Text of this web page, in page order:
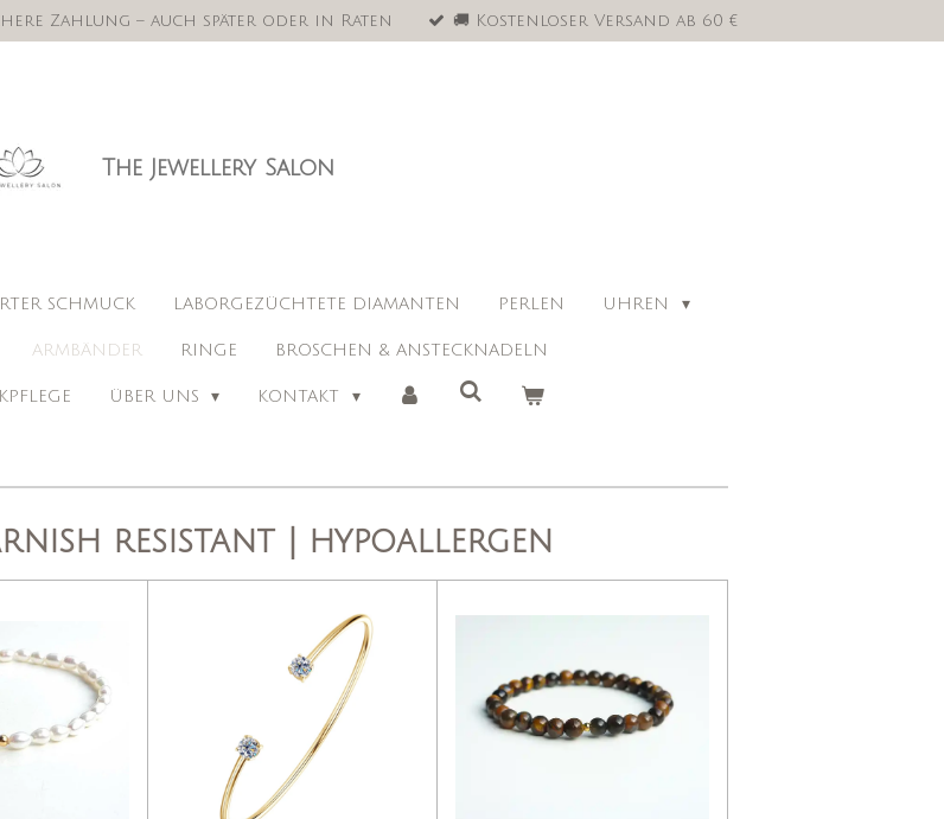
Zahlung – auch später oder in Raten 🚚 Kostenloser Versand ab 60 €
The Jewellery Salon
SCHMUCK LABORGEZÜCHTETE DIAMANTEN PERLEN UHREN
ARMBÄNDER RINGE BROSCHEN & ANSTECKNADELN
ÜBER UNS KONTAKT
resistant | hypoallergen